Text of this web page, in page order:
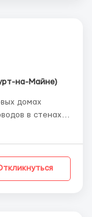
на-Майне)
в стенах и